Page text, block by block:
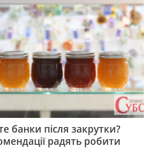
банки після закрутки?
радять робити